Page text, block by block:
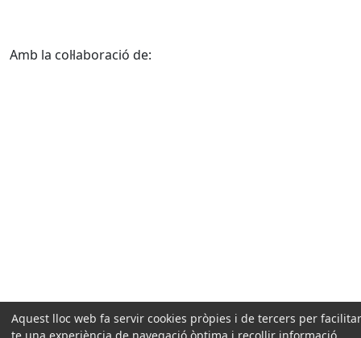
Amb la col·laboració de:
Aquest lloc web fa servir cookies pròpies i de tercers per